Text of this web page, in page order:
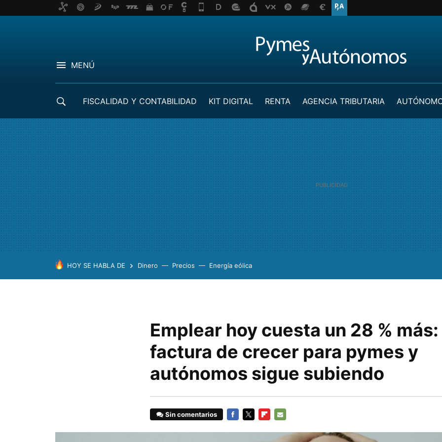
MENÚ
FISCALIDAD Y CONTABILIDAD KIT DIGITAL RENTA AGENCIA TRIBUTARIA
HOY SE HABLA DE Dinero Precios Energía eólica
Emplear hoy cuesta un 28 %
factura de crecer para pymes y
autónomos sigue subiendo
Sin comentarios
MAIL